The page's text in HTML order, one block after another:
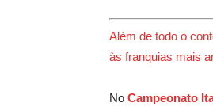
Além de todo o
às franquias mais
No Campeonato